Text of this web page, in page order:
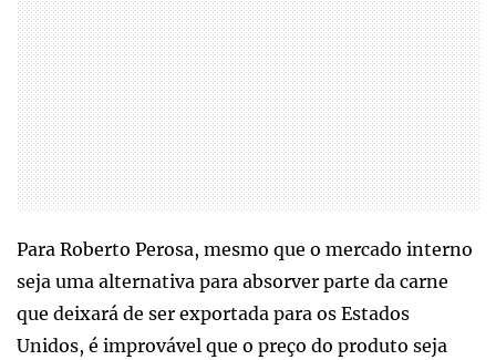
Para Roberto Perosa, mesmo que o mercado interno
seja uma alternativa para absorver parte da carne
que deixará de ser exportada para os Estados
Unidos, é improvável que o preço do produto seja